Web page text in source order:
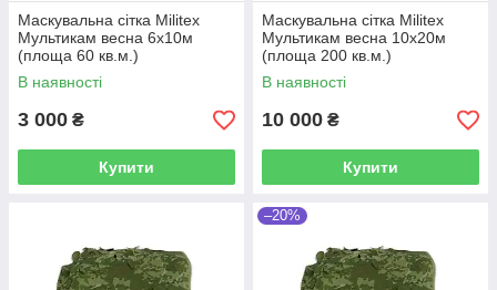
Маскувальна сітка Militex
Мультикам весна 6х10м
(площа 60 кв.м.)
В наявності
3 000 ₴
Купити
Маскувальна сітка Militex
Мультикам весна 10х20м
(площа 200 кв.м.)
В наявності
10 000 ₴
Купити
–20%